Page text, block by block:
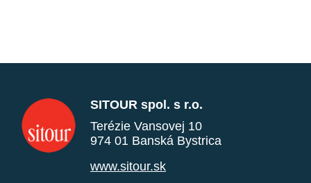
SITOUR spol. s r.o.
Terézie Vansovej 10
974 01 Banská Bystrica
www.sitour.sk